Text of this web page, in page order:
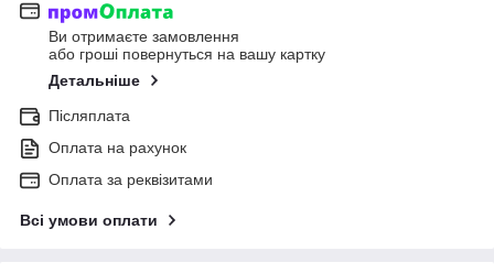
Ви отримаєте замовлення
або гроші повернуться на вашу картку
Детальніше
Післяплата
Оплата на рахунок
Оплата за реквізитами
Всі умови оплати